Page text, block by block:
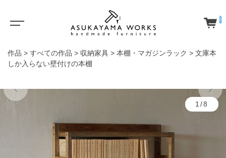
0
作品 > すべての作品 > 収納家具 > 本棚・マガジンラック > 文庫本
しか入らない壁付けの本棚
1/8